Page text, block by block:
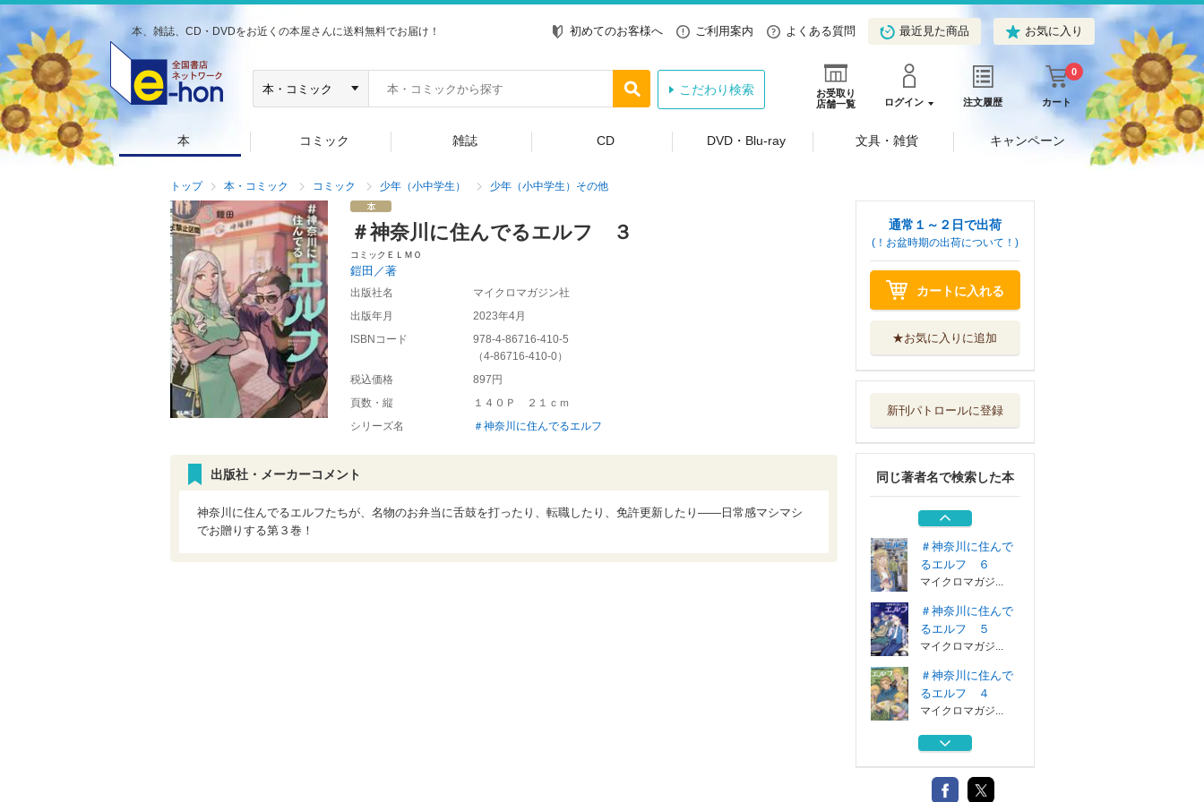
本、雑誌、CD・DVDをお近くの本屋さんに送料無料でお届け！ 初めてのお客様へ ご利用案内 よくある質問 最近見た商品 お気に入り
お受取り
店舗一覧
ログイン 注文履歴 カート
0
こだわり検索
本 コミック 雑誌 CD DVD・Blu-ray 文具・雑貨 キャンペーン
トップ 本・コミック コミック 少年（小中学生） 少年（小中学生）その他
＃神奈川に住んでるエルフ ３
コミックＥＬＭＯ
鎧田／著
出版社名
マイクロマガジン社
出版年月
2023年4月
ISBNコード
978-4-86716-410-5
（4-86716-410-0）
税込価格
897円
頁数・縦
１４０Ｐ ２１ｃｍ
シリーズ名
＃神奈川に住んでるエルフ
出版社・メーカーコメント
神奈川に住んでるエルフたちが、名物のお弁当に舌鼓を打ったり、転職したり、免許更新したり――日常感マシマシ
でお贈りする第３巻！
通常１～２日で出荷
(！お盆時期の出荷について！)
カートに入れる
★お気に入りに追加
新刊パトロールに登録
同じ著者名で検索した本
＃神奈川に住んで
るエルフ ４
＃神奈川に住んで
マイクロマガジ...
＃神奈川に住んで
るエルフ １
マイクロマガジ...
＃神奈川に住んで
るエルフ ６
マイクロマガジ...
＃神奈川に住んで
るエルフ ５
マイクロマガジ...
＃神奈川に住んで
るエルフ ４
マイクロマガジ...
＃神奈川に住んで
マイクロマガジ...